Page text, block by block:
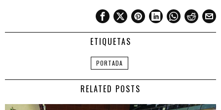
ETIQUETAS
PORTADA
RELATED POSTS